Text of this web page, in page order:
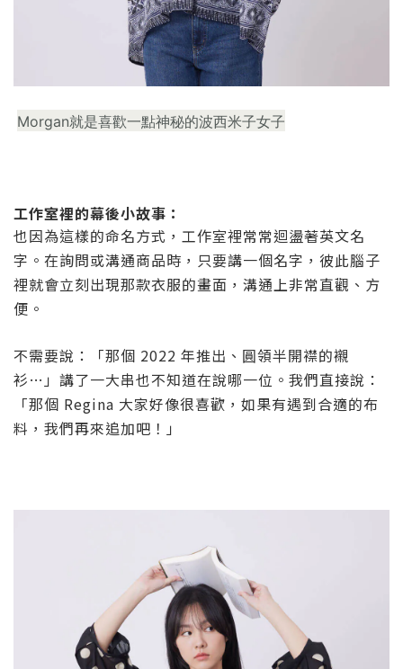
Morgan就是喜歡一點神秘的波西米子女子
工作室裡的幕後小故事：
也因為這樣的命名方式，工作室裡常常迴盪著英文名
字。在詢問或溝通商品時，只要講一個名字，彼此腦子
裡就會立刻出現那款衣服的畫面，溝通上非常直觀、方
便。
不需要說：「那個 2022 年推出、圓領半開襟的襯
衫… 」講了一大串也不知道在說哪一位。我們直接說：
「那個 Regina 大家好像很喜歡，如果有遇到合適的布
料，我們再來追加吧！」